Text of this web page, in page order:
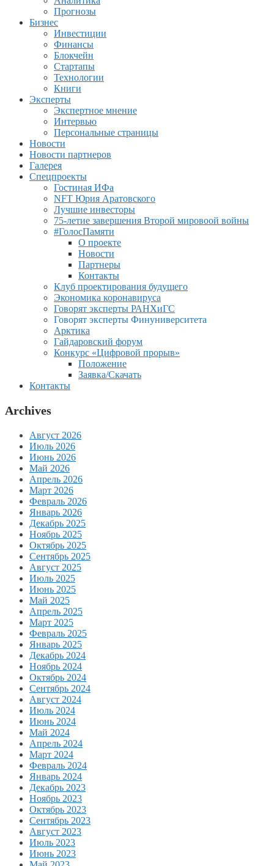
Прогнозы
Бизнес
Инвестиции
Финансы
Блокчейн
Стартапы
Технологии
Книги
Эксперты
Экспертное мнение
Интервью
Персональные страницы
Новости
Новости партнеров
Галерея
Спецпроекты
Гостиная ИФа
NFT Юрия Аратовского
Лучшие инвесторы
75-летие завершения Второй мировоой войны
#ГолосПамяти
О проекте
Новости
Партнеры
Контакты
Клуб проектирования будущего
Экономика коронавируса
Говорят эксперты РАНХиГС
Говорят эксперты Финуниверситета
Арктика
Гайдаровский форум
Конкурс «Цифровой прорыв»
Положение
Заявка/Скачать
Контакты
Archives
Август 2026
Июль 2026
Июнь 2026
Май 2026
Апрель 2026
Март 2026
Февраль 2026
Январь 2026
Декабрь 2025
Ноябрь 2025
Октябрь 2025
Сентябрь 2025
Август 2025
Июль 2025
Июнь 2025
Май 2025
Апрель 2025
Март 2025
Февраль 2025
Январь 2025
Декабрь 2024
Ноябрь 2024
Октябрь 2024
Сентябрь 2024
Август 2024
Июль 2024
Июнь 2024
Май 2024
Апрель 2024
Март 2024
Февраль 2024
Январь 2024
Декабрь 2023
Ноябрь 2023
Октябрь 2023
Сентябрь 2023
Август 2023
Июль 2023
Июнь 2023